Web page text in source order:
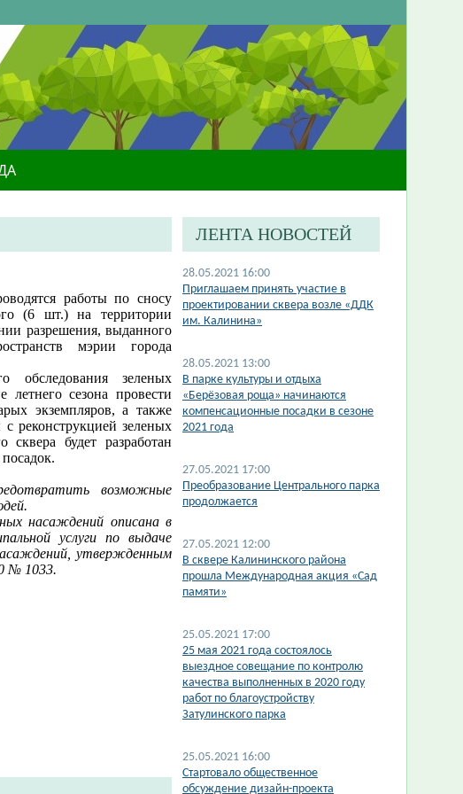
работы по сносу
(6 шт.) на территории
разрешения, выданного
мэрии города
обследования зеленых
сезона провести
экземпляров, а также
реконструкцией зеленых
будет разработан
возможные
насаждений описана в
услуги по выдаче
утвержденным
№ 1033.
ЛЕНТА НОВОСТЕЙ
28.05.2021 16:00
Приглашаем принять участие в
проектировании сквера возле «ДДК
им. Калинина»
28.05.2021 13:00
В парке культуры и отдыха
«Берёзовая роща» начинаются
компенсационные посадки в сезоне
2021 года
27.05.2021 17:00
​Преобразование Центрального парка
продолжается
27.05.2021 12:00
В сквере Калининского района
прошла Международная акция «Сад
памяти»
25.05.2021 17:00
​25 мая 2021 года состоялось
выездное совещание по контролю
качества выполненных в 2020 году
работ по благоустройству
Затулинского парка
25.05.2021 16:00
Стартовало общественное
обсуждение дизайн-проекта